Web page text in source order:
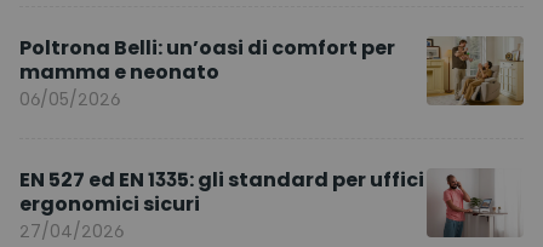
Poltrona Belli: un’oasi di comfort per
mamma e neonato
06/05/2026
EN 527 ed EN 1335: gli standard per uffici
ergonomici sicuri
27/04/2026